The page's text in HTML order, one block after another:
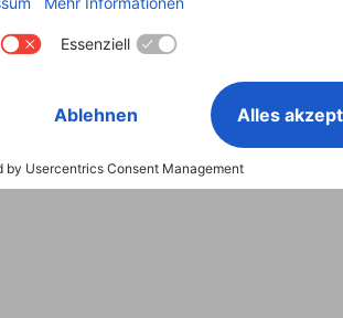
Land wählen
Konformitätserklärungen